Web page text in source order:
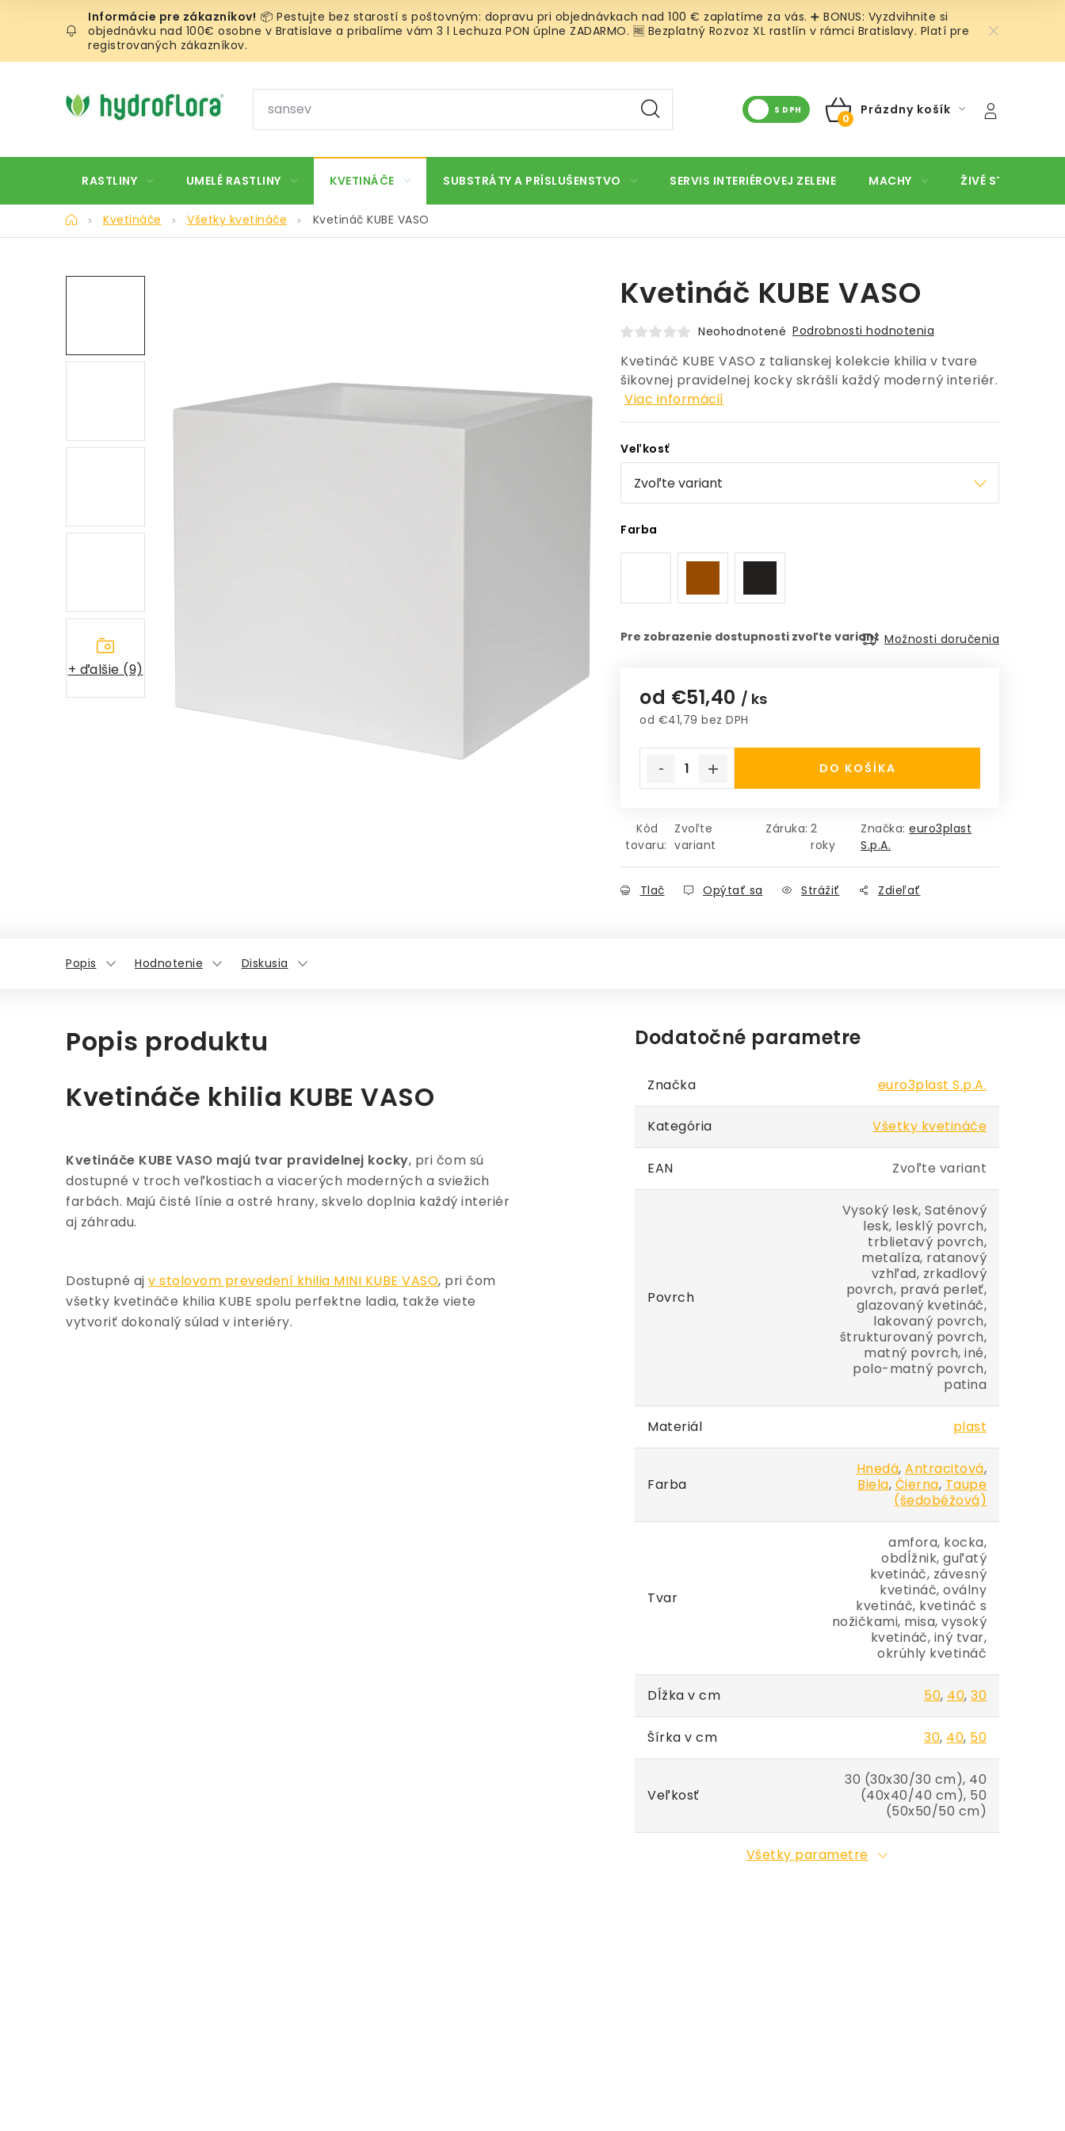
📦 Pestujte bez starostí s poštovným: dopravu pri objednávkach nad 100 € zaplatíme za vás. ➕ BONUS: Vyzdvihnite si
objednávku nad 100€ osobne v Bratislave a pribalíme vám 3 l Lechuza PON úplne ZADARMO. 🆓 Bezplatný Rozvoz XL rastlín v rámci Bratislavy. Platí pre
registrovaných zákazníkov.
S DPH
NÁKUPNÝ
Prázdny košík
RASTLINY UMELÉ RASTLINY KVETINÁČE SUBSTRÁTY A PRÍSLUŠENSTVO SERVIS INTERIÉROVEJ ZELENE MACHY ŽIVÉ STENY
DomovKvetináče Všetky kvetináče Kvetináč KUBE VASO
+ ďalšie (9)
Kvetináč KUBE VASO
Neohodnotené Podrobnosti hodnotenia
Kvetináč KUBE VASO z talianskej kolekcie khilia v tvare
šikovnej pravidelnej kocky skrášli každý moderný interiér.
Viac informácií
Veľkosť
Farba
Možnosti doručenia
od €51,40 / ks
od €41,79 bez DPH
DO KOŠÍKA
Kód
tovaru:
Zvoľte
variant
Záruka: 2
roky
Značka:euro3plast
S.p.A.
Tlač Opýtať sa Strážiť Zdieľať
Popis Hodnotenie Diskusia
Popis produktu
Kvetináče khilia KUBE VASO
Kvetináče KUBE VASO majú tvar pravidelnej kocky, pri čom sú
dostupné v troch veľkostiach a viacerých moderných a sviežich
farbách. Majú čisté línie a ostré hrany, skvelo doplnia každý interiér
aj záhradu.
Dostupné aj v stolovom prevedení khilia MINI KUBE VASO, pri čom
všetky kvetináče khilia KUBE spolu perfektne ladia, takže viete
vytvoriť dokonalý súlad v interiéry.
Dodatočné parametre
Značka euro3plast S.p.A.
Kategória Všetky kvetináče
EAN Zvoľte variant
Povrch
Vysoký lesk, Saténový
lesk, lesklý povrch,
trblietavý povrch,
metalíza, ratanový
vzhľad, zrkadlový
povrch, pravá perleť,
glazovaný kvetináč,
lakovaný povrch,
štrukturovaný povrch,
matný povrch, iné,
polo-matný povrch,
patina
Materiál plast
Farba
Hnedá, Antracitová,
Biela, Čierna, Taupe
(šedobéžová)
Tvar
amfora, kocka,
obdĺžnik, guľatý
kvetináč, závesný
kvetináč, oválny
kvetináč, kvetináč s
nožičkami, misa, vysoký
kvetináč, iný tvar,
okrúhly kvetináč
Dĺžka v cm 50, 40, 30
Šírka v cm 30, 40, 50
Veľkosť
30 (30x30/30 cm), 40
(40x40/40 cm), 50
(50x50/50 cm)
Všetky parametre